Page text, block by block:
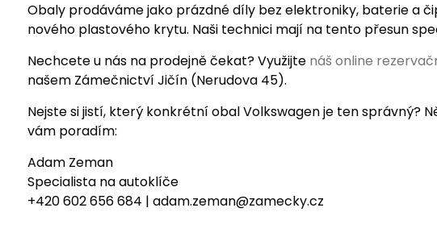
Obaly prodáváme jako prázdné díly bez elektroniky, baterie a
nového plastového krytu. Naši technici mají na tento přesun
Nechcete u nás na prodejně čekat? Využijte náš online
našem Zámečnictví Jičín (Nerudova 45).
Nejste si jistí, který konkrétní obal Volkswagen je ten správný?
vám poradím:
Adam Zeman
Specialista na autoklíče
+420 602 656 684 | adam.zeman@zamecky.cz